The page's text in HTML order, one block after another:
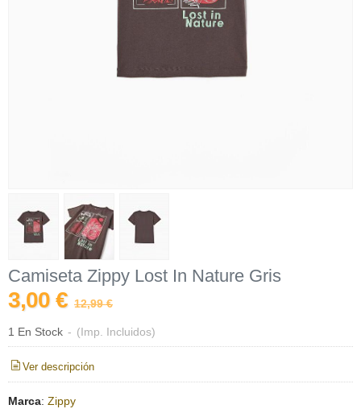
Camiseta Zippy Lost In Nature Gris
3,00 € 12,99 €
1 En Stock - (Imp. Incluidos)
Ver descripción
Marca: Zippy